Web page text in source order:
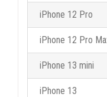
iPhone 12 Pro
iPhone 12 Pro
iPhone 13 mini
iPhone 13